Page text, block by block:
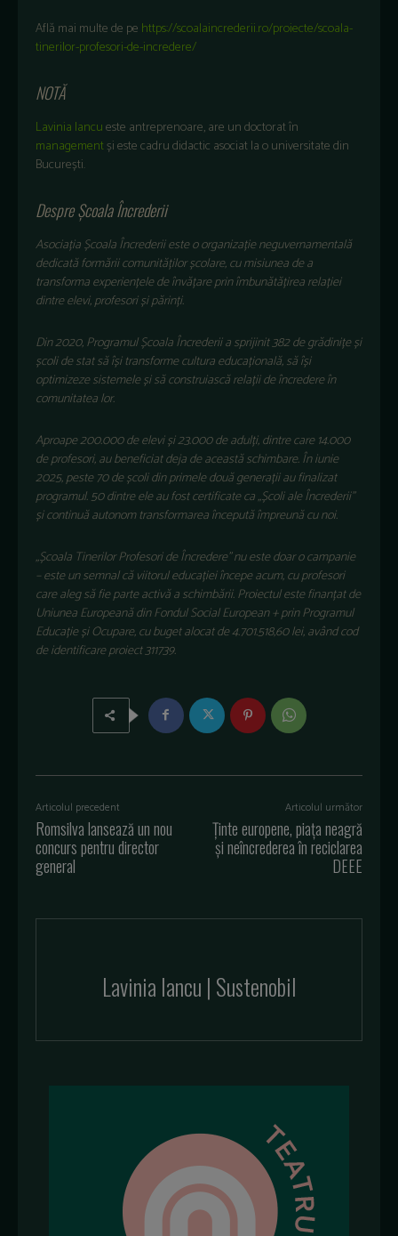
Află mai multe de pe https://scoalaincrederii.ro/proiecte/scoala-
tinerilor-profesori-de-incredere/
NOTĂ
Lavinia Iancueste antreprenoare, are un doctorat în
managementși este cadru didactic asociat la o universitate din
București.
Despre Școala Încrederii
Asociația Școala Încrederii este o organizație neguvernamentală
dedicată formării comunităților școlare, cu misiunea de a
transforma experiențele de învățare prin îmbunătățirea relației
dintre elevi, profesori și părinți.
Din 2020, Programul Școala Încrederii a sprijinit 382 de grădinițe și
școli de stat să își transforme cultura educațională, să își
optimizeze sistemele și să construiască relații de încredere în
comunitatea lor.
Aproape 200.000 de elevi și 23.000 de adulți, dintre care 14.000
de profesori, au beneficiat deja de această schimbare. În iunie
2025, peste 70 de școli din primele două generații au finalizat
programul. 50 dintre ele au fost certificate ca „Școli ale Încrederii”
și continuă autonom transformarea începută împreună cu noi.
„Școala Tinerilor Profesori de Încredere” nu este doar o campanie
– este un semnal că viitorul educației începe acum, cu profesori
care aleg să fie parte activă a schimbării. Proiectul este finanțat de
Uniunea Europeană din Fondul Social European + prin Programul
Educație și Ocupare, cu buget alocat de 4.701.518,60 lei, având cod
de identificare proiect 311739.
Articolul precedent
Romsilva lansează un nou
concurs pentru director
general
Articolul următor
Ținte europene, piața neagră
și neîncrederea în reciclarea
DEEE
Lavinia Iancu | Sustenobil